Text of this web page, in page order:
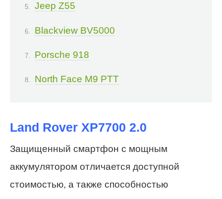
Jeep Z55
Blackview BV5000
Porsche 918
North Face M9 PTT
Land Rover XP7700 2.0
Защищенный смартфон с мощным
аккумулятором отличается доступной
стоимостью, а также способностью